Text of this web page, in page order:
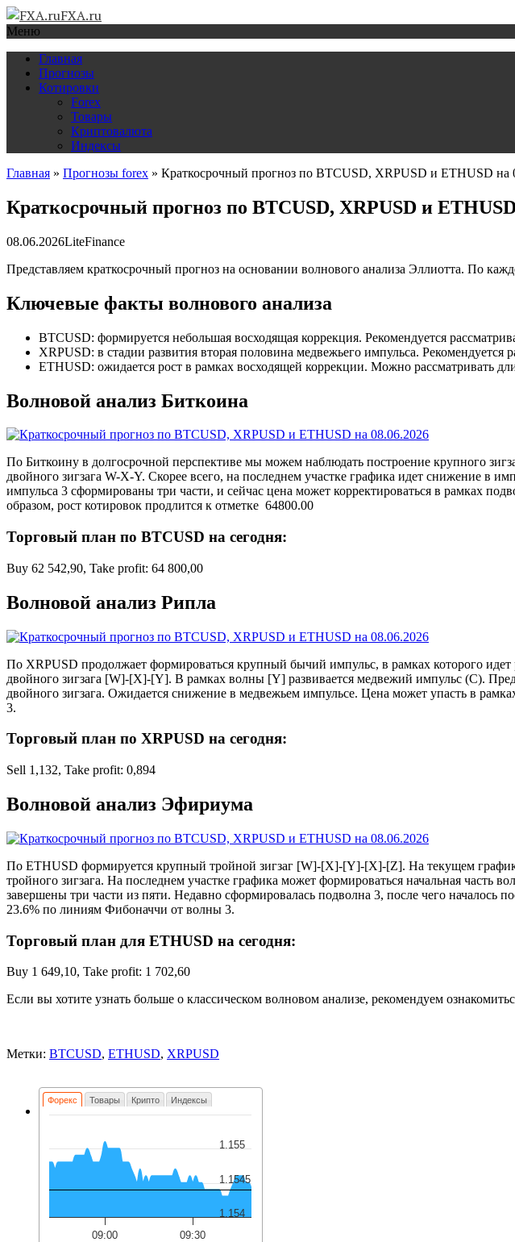
FXA.ru
Меню
Главная
Прогнозы
Котировки
Forex
Товары
Криптовалюта
Индексы
Главная » Прогнозы forex » Краткосрочный прогноз по BTCUSD, XRPUSD и ETHUSD на
Краткосрочный прогноз по BTCUSD, XRPUSD и
08.06.2026LiteFinance
Представляем краткосрочный прогноз на основании волнового анализа Эллиотта. По
Ключевые факты волнового анализа
BTCUSD: формируется небольшая восходящая коррекция. Рекомендуется
XRPUSD: в стадии развития вторая половина медвежьего импульса. Рекомендуется
ETHUSD: ожидается рост в рамках восходящей коррекции. Можно рассматривать
Волновой анализ Биткоина
По Биткоину в долгосрочной перспективе мы можем наблюдать построение крупного
двойного зигзага W-X-Y. Скорее всего, на последнем участке графика идет снижение в
импульса 3 сформированы три части, и сейчас цена может корректироваться в рамках
образом, рост котировок продлится к отметке 64800.00
Торговый план по BTCUSD на сегодня:
Buy 62 542,90, Take profit: 64 800,00
Волновой анализ Рипла
По XRPUSD продолжает формироваться крупный бычий импульс, в рамках которого
двойного зигзага [W]-[X]-[Y]. В рамках волны [Y] развивается медвежий импульс (C).
двойного зигзага. Ожидается снижение в медвежьем импульсе. Цена может упасть в
3.
Торговый план по XRPUSD на сегодня:
Sell 1,132, Take profit: 0,894
Волновой анализ Эфириума
По ETHUSD формируется крупный тройной зигзаг [W]-[X]-[Y]-[X]-[Z]. На текущем
тройного зигзага. На последнем участке графика может формироваться начальная
завершены три части из пяти. Недавно сформировалась подволна 3, после чего началось
23.6% по линиям Фибоначчи от волны 3.
Торговый план для ETHUSD на сегодня:
Buy 1 649,10, Take profit: 1 702,60
Если вы хотите узнать больше о классическом волновом анализе, рекомендуем
Метки: BTCUSD, ETHUSD, XRPUSD
Форекс Товары Крипто Индексы
09:00 09:30
1.154
1.1545
1.155